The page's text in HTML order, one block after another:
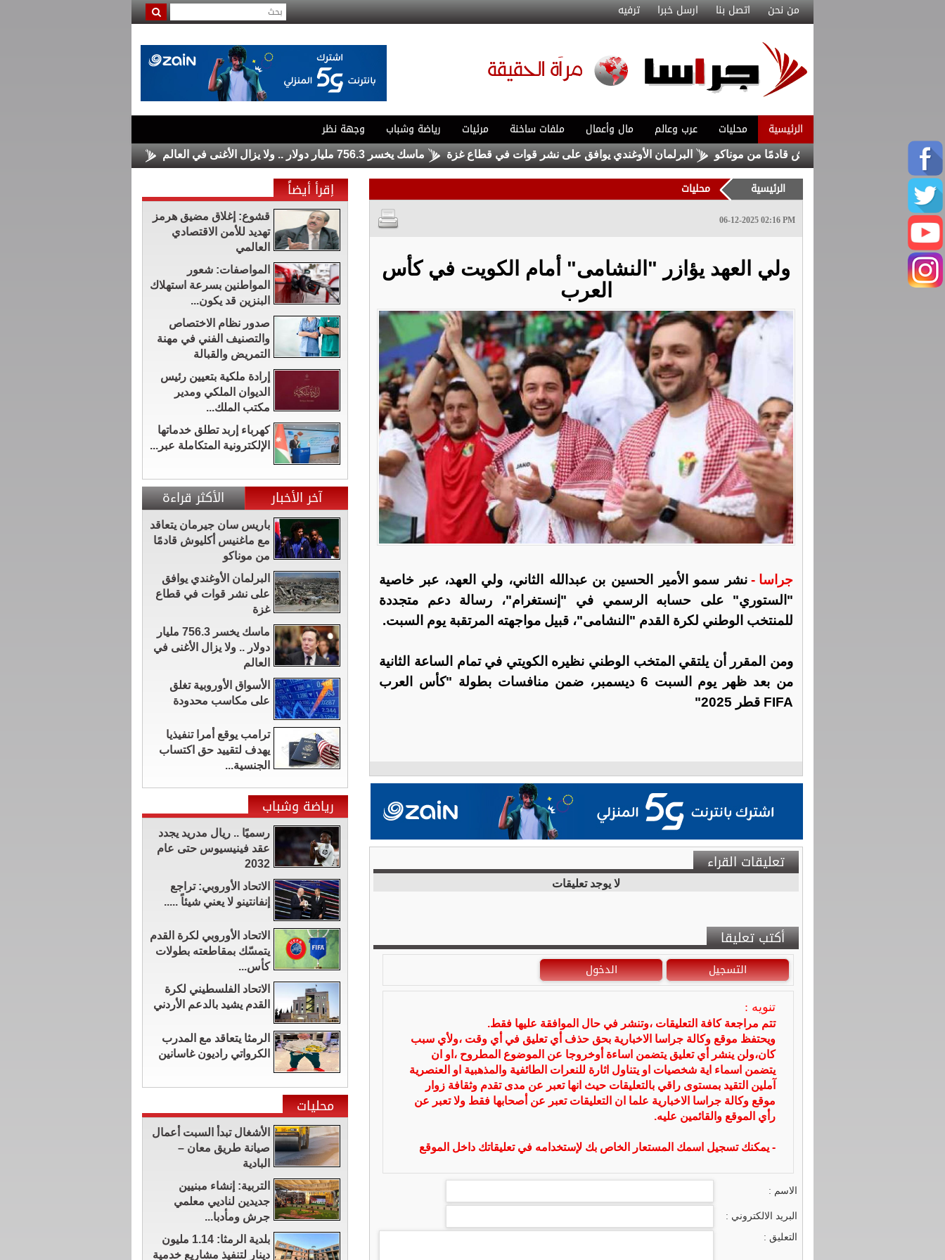
من نحن اتصل بنا ارسل خبرا ترفيه
الرئيسية محليات عرب وعالم مال وأعمال ملفات ساخنة مرئيات رياضة وشباب وجهة نظر
مع ماغنيس أكليوش قادمًا من موناكو البرلمان الأوغندي يوافق على نشر قوات في قطاع غزة ماسك يخسر 756.3 مليار دولار .. ولا يزال الأغنى في العالم الأسواق الأوروبية تغلق على مكاسب
الرئيسية محليات
06-12-2025 02:16 PM
ولي العهد يؤازر "النشامى" أمام الكويت في كأس
العرب
جراسا - نشر سمو الأمير الحسين بن عبدالله الثاني، ولي العهد، عبر خاصية
"الستوري" على حسابه الرسمي في "إنستغرام"، رسالة دعم متجددة
للمنتخب الوطني لكرة القدم "النشامى"، قبيل مواجهته المرتقبة يوم السبت.
ومن المقرر أن يلتقي المتخب الوطني نظيره الكويتي في تمام الساعة الثانية
من بعد ظهر يوم السبت 6 ديسمبر، ضمن منافسات بطولة "كأس العرب
FIFA قطر 2025"
تعليقات القراء
لا يوجد تعليقات
أكتب تعليقا
التسجيل الدخول
تنويه :
تتم مراجعة كافة التعليقات ،وتنشر في حال الموافقة عليها فقط.
ويحتفظ موقع وكالة جراسا الاخبارية بحق حذف أي تعليق في أي وقت ،ولأي سبب
كان،ولن ينشر أي تعليق يتضمن اساءة أوخروجا عن الموضوع المطروح ،او ان
يتضمن اسماء اية شخصيات او يتناول اثارة للنعرات الطائفية والمذهبية او العنصرية
آملين التقيد بمستوى راقي بالتعليقات حيث انها تعبر عن مدى تقدم وثقافة زوار
موقع وكالة جراسا الاخبارية علما ان التعليقات تعبر عن أصحابها فقط ولا تعبر عن
رأي الموقع والقائمين عليه.
- يمكنك تسجيل اسمك المستعار الخاص بك لإستخدامه في تعليقاتك داخل الموقع
الاسم :
البريد الالكتروني :
التعليق :
إقرأ أيضاً
قشوع: إغلاق مضيق هرمز
تهديد للأمن الاقتصادي
العالمي
المواصفات: شعور
المواطنين بسرعة استهلاك
البنزين قد يكون...
صدور نظام الاختصاص
والتصنيف الفني في مهنة
التمريض والقبالة
إرادة ملكية بتعيين رئيس
الديوان الملكي ومدير
مكتب الملك...
كهرباء إربد تطلق خدماتها
الإلكترونية المتكاملة عبر...
آخر الأخبار الأكثر قراءة
باريس سان جيرمان يتعاقد
مع ماغنيس أكليوش قادمًا
من موناكو
البرلمان الأوغندي يوافق
على نشر قوات في قطاع
غزة
ماسك يخسر 756.3 مليار
دولار .. ولا يزال الأغنى في
العالم
الأسواق الأوروبية تغلق
على مكاسب محدودة
ترامب يوقع أمرا تنفيذيا
يهدف لتقييد حق اكتساب
الجنسية...
رياضة وشباب
رسميًا .. ريال مدريد يجدد
عقد فينيسيوس حتى عام
2032
الاتحاد الأوروبي: تراجع
إنفانتينو لا يعني شيئاً .....
الاتحاد الأوروبي لكرة القدم
يتمسّك بمقاطعته بطولات
كأس...
الاتحاد الفلسطيني لكرة
القدم يشيد بالدعم الأردني
الرمثا يتعاقد مع المدرب
الكرواتي راديون غاسانين
محليات
الأشغال تبدأ السبت أعمال
صيانة طريق معان –
البادية
التربية: إنشاء مبنيين
جديدين لناديي معلمي
جرش ومأدبا...
بلدية الرمثا: 1.14 مليون
دينار لتنفيذ مشاريع خدمية